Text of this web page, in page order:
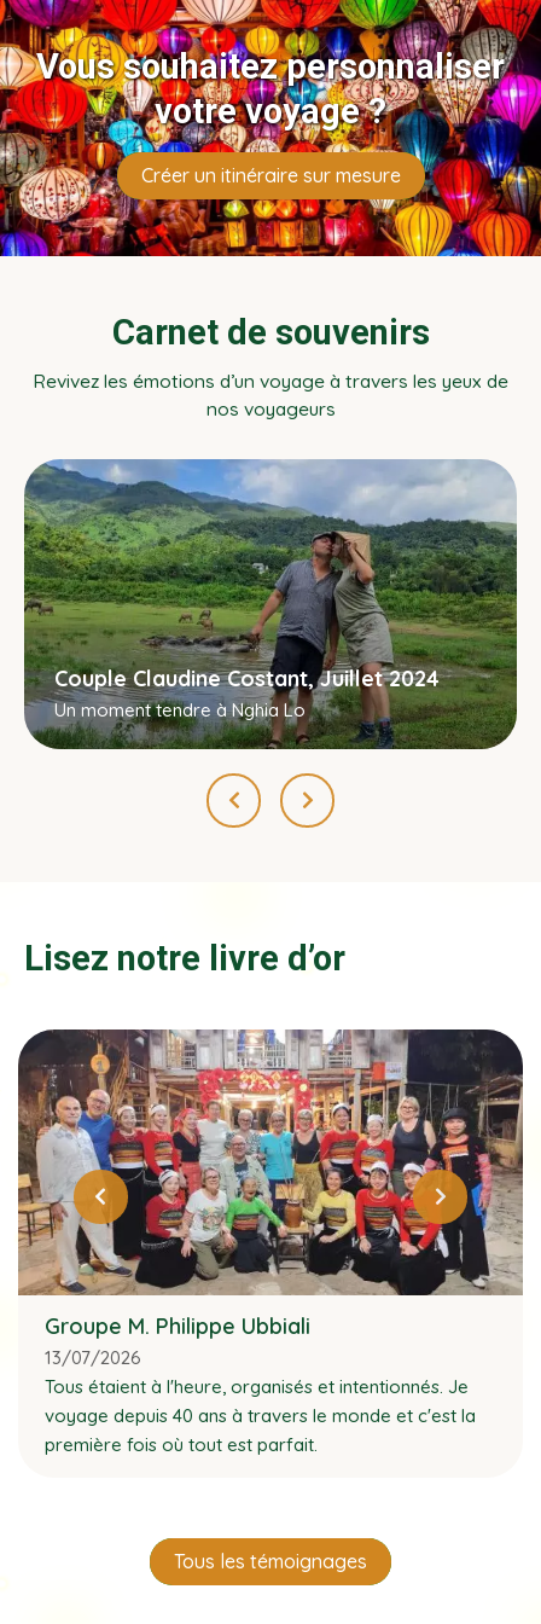
Vous souhaitez personnaliser
votre voyage ?
Créer un itinéraire sur mesure
Carnet de souvenirs
Revivez les émotions d’un voyage à travers les yeux de
nos voyageurs
Couple Claudine Costant, Juillet 2024
Un moment tendre à Nghia Lo
Lisez notre livre d’or
Groupe M. Philippe Ubbiali
13/07/2026
Tous étaient à l'heure, organisés et intentionnés. Je
voyage depuis 40 ans à travers le monde et c'est la
première fois où tout est parfait.
Tous les témoignages